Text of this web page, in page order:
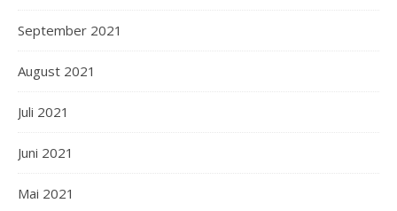
September 2021
August 2021
Juli 2021
Juni 2021
Mai 2021